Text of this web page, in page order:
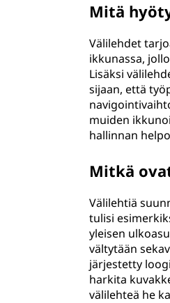
Mitä
Välilehdet
ikkunassa,
Lisäksi
sijaan, että
muiden
hallinnan
Mitkä
Välilehtiä
tulisi
yleisen
vältytään
järjestetty
harkita
välilehteä he